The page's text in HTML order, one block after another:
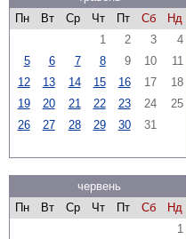
Пн
Вт Ср Чт Пт Сб
Нд
1
2 3
4
5
6 7 8 9 10
11
12
13 14 15 16 17
18
19
20 21 22 23 24
25
26
27 28 29 30 31
червень
Пн
Вт Ср Чт Пт Сб
Нд
1